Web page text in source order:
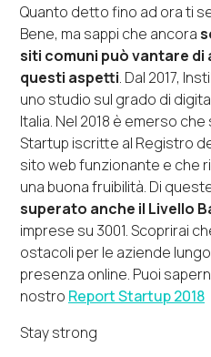
Quanto detto fino ad ora ti
Bene, ma sappi che ancora
siti comuni può vantare
questi aspetti. Dal 2017,
uno studio sul grado di
Italia. Nel 2018 è emerso
Startup iscritte al Registro
sito web funzionante e che
una buona fruibilità. Di
superato anche il Livello
imprese su 3001. Scoprirai
ostacoli per le aziende
presenza online. Puoi
nostro Report Startup 2018
Stay strong